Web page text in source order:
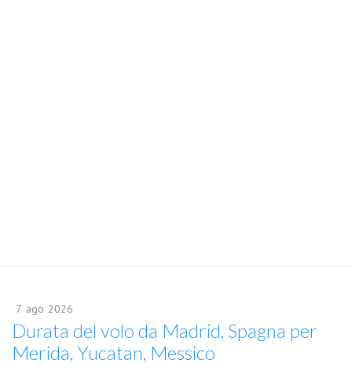
7 ago 2026
Durata del volo da Madrid, Spagna per
Merida, Yucatan, Messico